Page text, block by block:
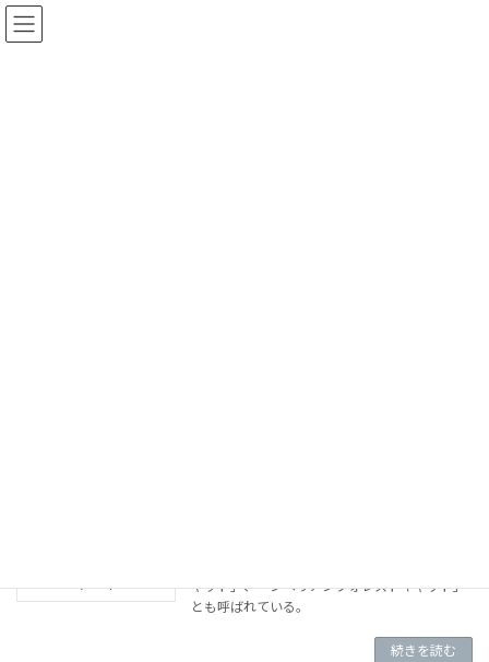
コ
ン
ナ
ビ
ャット」、「シベリアンフォレストキャット」
とも呼ばれている。
続きを読む